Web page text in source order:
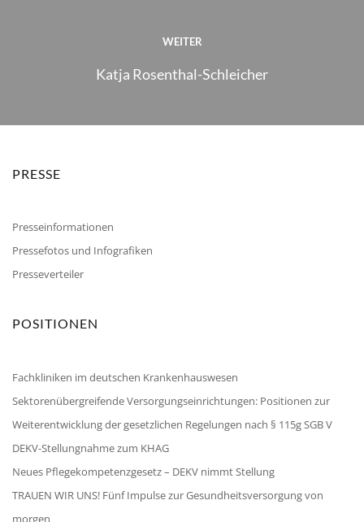
WEITER
Katja Rosenthal-Schleicher
PRESSE
Presseinformationen
Pressefotos und Infografiken
Presseverteiler
POSITIONEN
Fachkliniken im deutschen Krankenhauswesen
Sektorenübergreifende Versorgungseinrichtungen: Positionen zur
Weiterentwicklung der gesetzlichen Regelungen nach § 115g SGB V
DEKV-Stellungnahme zum KHAG
Neues Pflegekompetenzgesetz – DEKV nimmt Stellung
TRAUEN WIR UNS! Fünf Impulse zur Gesundheitsversorgung von
morgen